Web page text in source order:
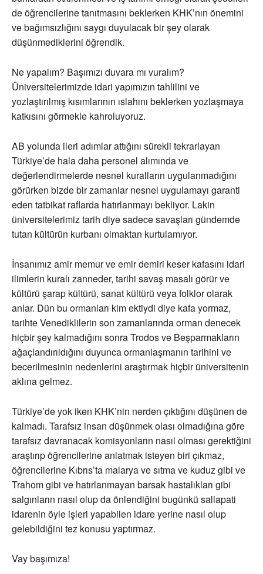
de öğrencilerine tanıtmasını beklerken KHK’nın önemini
ve bağımsızlığını saygı duyulacak bir şey olarak
düşünmediklerini öğrendik.
Ne yapalım? Başımızı duvara mı vuralım?
Üniversitelerimizde idari yapımızın tahlilini ve
yozlaştırılmış kısımlarının ıslahını beklerken yozlaşmaya
katkısını görmekle kahroluyoruz.
AB yolunda ileri adımlar attığını sürekli tekrarlayan
Türkiye’de hala daha personel alımında ve
değerlendirmelerde nesnel kuralların uygulanmadığını
görürken bizde bir zamanlar nesnel uygulamayı garanti
eden tatbikat raflarda hatırlanmayı bekliyor. Lakin
üniversitelerimiz tarih diye sadece savaşları gündemde
tutan kültürün kurbanı olmaktan kurtulamıyor.
İnsanımız amir memur ve emir demiri keser kafasını idari
ilimlerin kuralı zanneder, tarihi savaş masalı görür ve
kültürü şarap kültürü, sanat kültürü veya folklor olarak
anlar. Dün bu ormanları kim ektiydi diye kafa yormaz,
tarihte Venediklilerin son zamanlarında orman denecek
hiçbir şey kalmadığını sonra Trodos ve Beşparmakların
ağaçlandırıldığını duyunca ormanlaşmanın tarihini ve
becerilmesinin nedenlerini araştırmak hiçbir üniversitenin
aklına gelmez.
Türkiye’de yok iken KHK’nin nerden çıktığını düşünen de
kalmadı. Tarafsız insan düşünmek olası olmadığına göre
tarafsız davranacak komisyonların nasıl olması gerektiğini
araştırıp öğrencilerine anlatmak isteyen biri çıkmaz,
öğrencilerine Kıbrıs’ta malarya ve sıtma ve kuduz gibi ve
Trahom gibi ve hatırlanmayan barsak hastalıkları gibi
salgınların nasıl olup da önlendiğini bugünkü sallapati
idarenin öyle işleri yapabilen idare yerine nasıl olup
gelebildiğini tez konusu yaptırmaz.
Vay başımıza!